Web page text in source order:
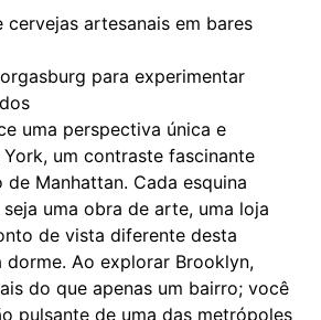
cervejas artesanais em bares
para experimentar
uma perspectiva única e
um contraste fascinante
Manhattan. Cada esquina
uma obra de arte, uma loja
de vista diferente desta
dorme. Ao explorar Brooklyn,
do que apenas um bairro; você
pulsante de uma das metrópoles